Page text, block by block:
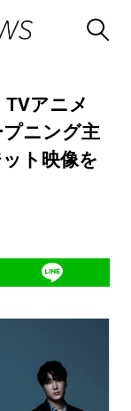
アニメ
プニング主
ト映像を